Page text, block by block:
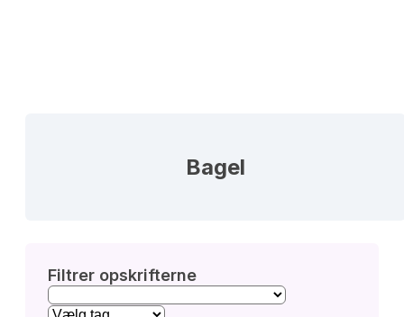
Bagel
Filtrer opskrifterne